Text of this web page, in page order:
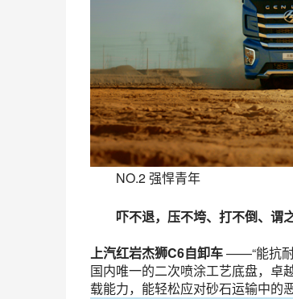
NO.2 强悍青年
吓不退， 压不垮、 打不倒、 谓
上汽红岩杰狮C6自卸车——“能抗耐
国内唯一的二次喷涂工艺底盘，卓
载能力，能轻松应对砂石运输中的